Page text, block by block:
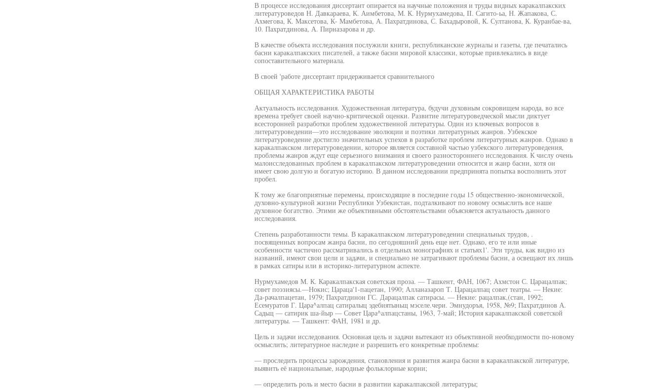
В процессе исследования диссертант опирается на научные положения и труды видных каракалпакских
литературоведов Н. Давкараева, К. Аимбетова, М. К. Нурмухамедова, II. Сагито-ьа, Н. Жапакова, С.
Ахмегова, К. Максетова, К- Мамбетова, А. Пахратдинова, С. Бахадыровой, К. Султанова, К. Куранбае-ва,
10. Пахратдинова, А. Пирназарова и др.
В качестве объекта исследования послужили книги, республиканские журналы и газеты, где печатались
басни каракалпакских писателей, а также басни мировой классики, которые привлекались в виде
сопоставительного материала.
В своей 'работе диссертант придерживается сравнительного
ОБЩАЯ ХАРАКТЕРИСТИКА РАБОТЫ
Актуальность исследования. Художественная литература, будучи духовным сокровищем народа, во все
времена требует своей научно-критической оценки. Развитие литературоведческой мысли диктует
всесторонней разработки проблем художественной литературы. Один из ключевых вопросов в
литературоведении—это исследование эволюции и поэтики литературных жанров. Узбекское
литературоведение достигло значительных успехов в разработке проблем литературных жанров. Однако в
каракалпакском литературоведении, которое является составной частью узбекского литературоведения,
проблемы жанров ждут еще серьезного внимания и своего разностороннего исследования. К числу очень
малоисследованных проблем в каракалпакском литературоведении относится и жанр басни, хотя он
имеет свою долгую и богатую историю. В данном исследовании предпринята попытка восполнить этот
пробел.
К тому же благоприятные перемены, происходящие в последние годы 15 общественно-экономической,
духовно-культурной жизни Республики Узбекистан, подталкивают по новому осмыслить все наше
духовное богатство. Этими же объективными обстоятельствами объясняется актуальность данного
исследования.
Степень разработанности темы. В каракалпакском литературоведении специальных трудов, .
посвященных вопросам жанра басни, по сегодняшний день еще нет. Однако, его те или иные
особенности частично рассматривались в отдельных монографиях и статьях1'. Эти труды, как видно из
названий, имеют свои цели и задачи, и специально не затрагивают проблемы басни, а освещают их лишь
в рамках сатиры или в историко-литературном аспекте.
Нурмухамедов М. К. Каракалпакская советская проза. — Ташкент, ФАН, 1067; Ахмстон С. Царацалпак;
совет поэзиясы.—Нокис; Цараца'1-пацетан, 1990; Алланазароп Т. Царацалпац совет театры. — Некие:
Да-рачалпацетан, 1979; Пахратдинон ГС. Дарацалпак сатирасы. — Некие: рацалпак,(стан, 1992;
Есемуратов Г. Цара^алпац сатиралыц эдебиятыньщ мэселе.чери. Эмнудоръя, 1958, №9; Пахратдинов А.
Садьщ — сатирик ша-йыр — Совет Цара^алпацстаны, 1963, 7-май; История каракалпакской советской
литературы. — Ташкент: ФАН, 1981 и др.
Цель и задачи исследования. Основная цель и задачи вытекают из объективной необходимости по-новому
осмыслить; литературное наследие и разрешить его конкретные проблемы:
— проследить процессы зарождения, становления и развития жанра басни в каракалпакской литературе,
выявить её национальные, народные фольклорные корни;
— определить роль и место басни в развитии каракалпакской литературы;